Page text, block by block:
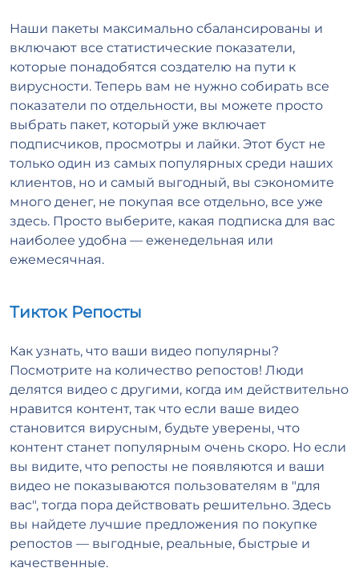
Наши пакеты максимально сбалансированы и
включают все статистические показатели,
которые понадобятся создателю на пути к
вирусности. Теперь вам не нужно собирать все
показатели по отдельности, вы можете просто
выбрать пакет, который уже включает
подписчиков, просмотры и лайки. Этот буст не
только один из самых популярных среди наших
клиентов, но и самый выгодный, вы сэкономите
много денег, не покупая все отдельно, все уже
здесь. Просто выберите, какая подписка для вас
наиболее удобна — еженедельная или
ежемесячная.
Тикток Репосты
Как узнать, что ваши видео популярны?
Посмотрите на количество репостов! Люди
делятся видео с другими, когда им действительно
нравится контент, так что если ваше видео
становится вирусным, будьте уверены, что
контент станет популярным очень скоро. Но если
вы видите, что репосты не появляются и ваши
видео не показываются пользователям в "для
вас", тогда пора действовать решительно. Здесь
вы найдете лучшие предложения по покупке
репостов — выгодные, реальные, быстрые и
качественные.